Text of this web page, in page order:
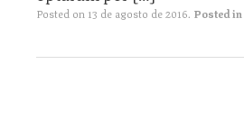
Posted on 13 de agosto de 2016. Posted in